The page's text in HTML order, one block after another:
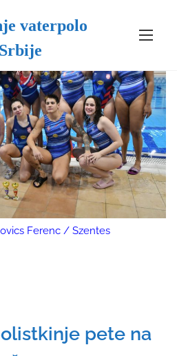
vaterpolo
Ferenc / Szentes
pete na